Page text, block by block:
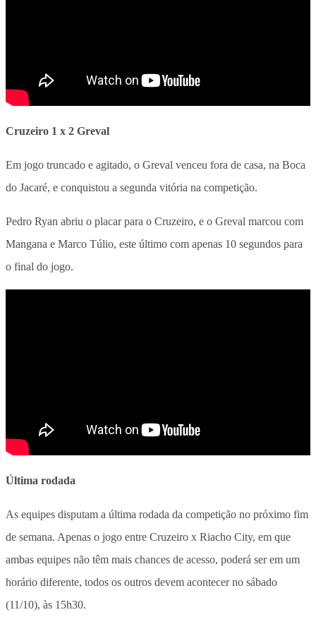
Cruzeiro 1 x 2 Greval
Em jogo truncado e agitado, o Greval venceu fora de casa, na Boca
do Jacaré, e conquistou a segunda vitória na competição.
Pedro Ryan abriu o placar para o Cruzeiro, e o Greval marcou com
Mangana e Marco Túlio, este último com apenas 10 segundos para
o final do jogo.
Última rodada
As equipes disputam a última rodada da competição no próximo fim
de semana. Apenas o jogo entre Cruzeiro x Riacho City, em que
ambas equipes não têm mais chances de acesso, poderá ser em um
horário diferente, todos os outros devem acontecer no sábado
(11/10), às 15h30.